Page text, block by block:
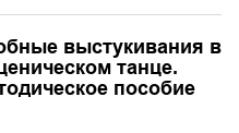
выстукивания в
танце.
пособие